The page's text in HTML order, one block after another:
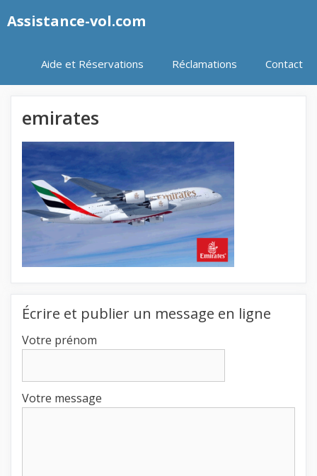
auAssistance-vol.com
Aide et Réservations Réclamations Contact
emirates
Écrire et publier un message en ligne
Votre prénom
Votre message